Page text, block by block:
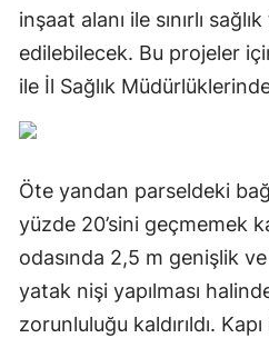
inşaat alanı ile sınırlı
edilebilecek. Bu projeler
ile İl Sağlık
Öte yandan parseldeki
yüzde 20’sini geçmemek
odasında 2,5 m genişlik
yatak nişi yapılması
zorunluluğu kaldırıldı.